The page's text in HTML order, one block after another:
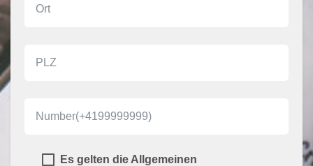
Es gelten die Allgemeinen